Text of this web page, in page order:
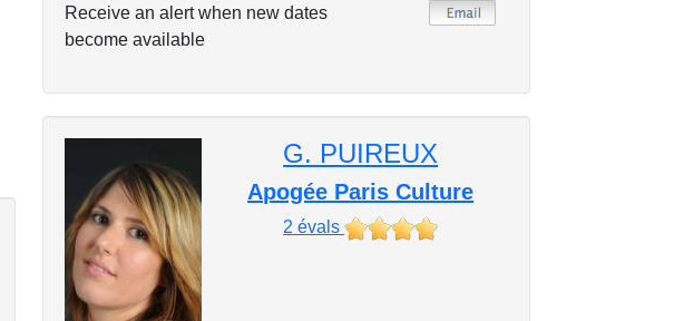
Receive an alert when new dates
become available
G. PUIREUX
Apogée Paris Culture
2 évals